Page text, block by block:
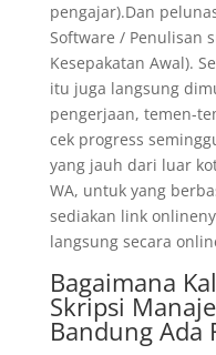
pengajar).Dan
Software / Penulisan
Kesepakatan Awal).
itu juga langsung
pengerjaan, temen-
cek progress
yang jauh dari luar
WA, untuk yang
sediakan link
langsung secara
Bagaimana
Skripsi
Bandung Ada